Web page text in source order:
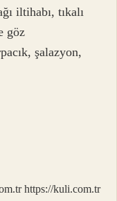
iltihabı, tıkalı
göz
şalazyon,
https://kuli.com.tr